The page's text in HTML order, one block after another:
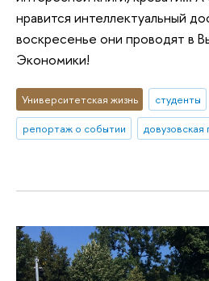
нравится интеллектуальный
воскресенье они проводят в
Экономики!
Университетская жизнь студенты
репортаж о событии
довузовская